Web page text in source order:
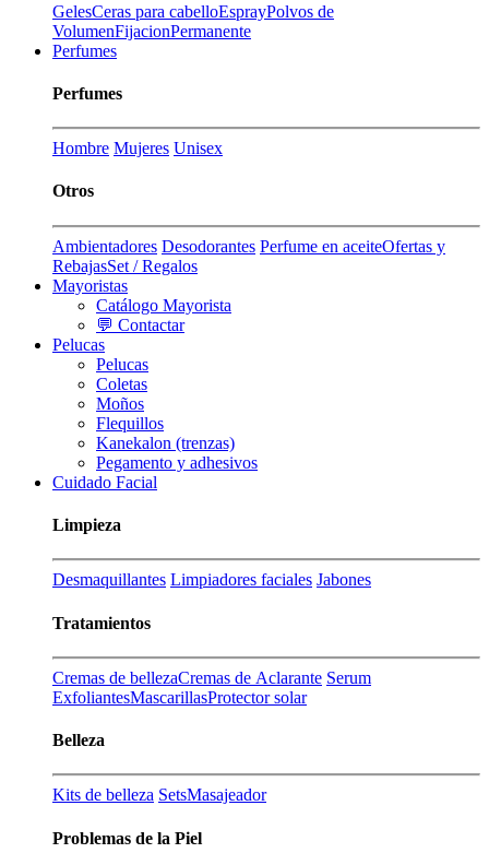
GelesCeras para cabelloEsprayPolvos de
VolumenFijacionPermanente
Perfumes
Perfumes
Hombre Mujeres Unisex
Otros
Ambientadores Desodorantes Perfume en aceiteOfertas y
RebajasSet / Regalos
Mayoristas
Catálogo Mayorista
💬 Contactar
Pelucas
Pelucas
Coletas
Moños
Flequillos
Kanekalon (trenzas)
Pegamento y adhesivos
Cuidado Facial
Limpieza
Desmaquillantes Limpiadores faciales Jabones
Tratamientos
Cremas de bellezaCremas de Aclarante Serum
ExfoliantesMascarillasProtector solar
Belleza
Kits de belleza SetsMasajeador
Problemas de la Piel